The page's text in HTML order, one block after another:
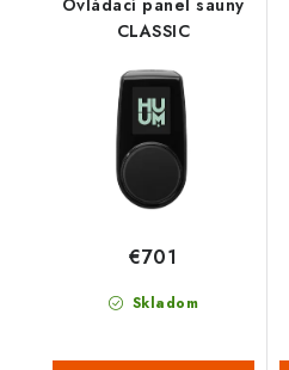
Ovládací panel sauny
CLASSIC
Skladom
€701